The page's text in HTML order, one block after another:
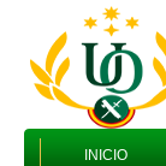
INICIO